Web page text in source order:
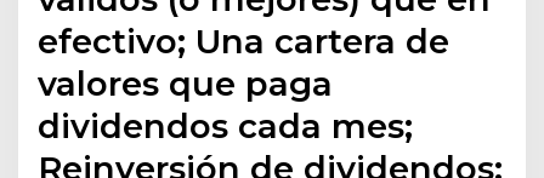
efectivo; Una cartera de
valores que paga
dividendos cada mes;
Reinversión de dividendos: